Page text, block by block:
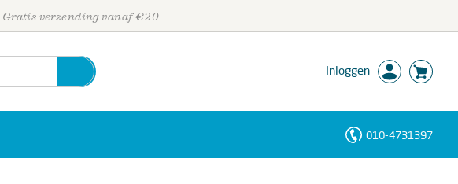
Gratis verzending vanaf €20
Inloggen
010-4731397
Personen